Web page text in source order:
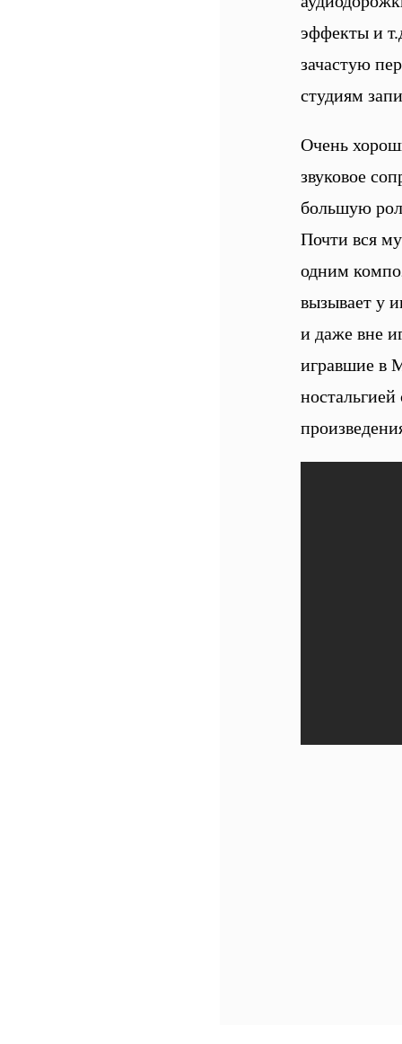
эффекты и
зачастую
студиям
Очень
звуковое
большую
Почти вся
одним
вызывает у
и даже вне
игравшие в